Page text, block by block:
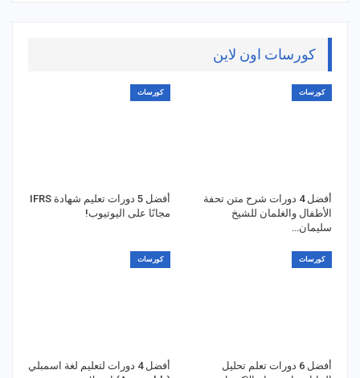
كورسات اون لاين
كورسات
أفضل 4 دورات شرح متن تحفة
الأطفال والغلمان للشيخ
سليمان…
كورسات
أفضل 5 دورات تعليم شهادة IFRS
مجانًا على اليوتيوب!
كورسات
أفضل 6 دورات تعلم تحليل
كورسات
أفضل 4 دورات لتعليم لغة اسمبلي